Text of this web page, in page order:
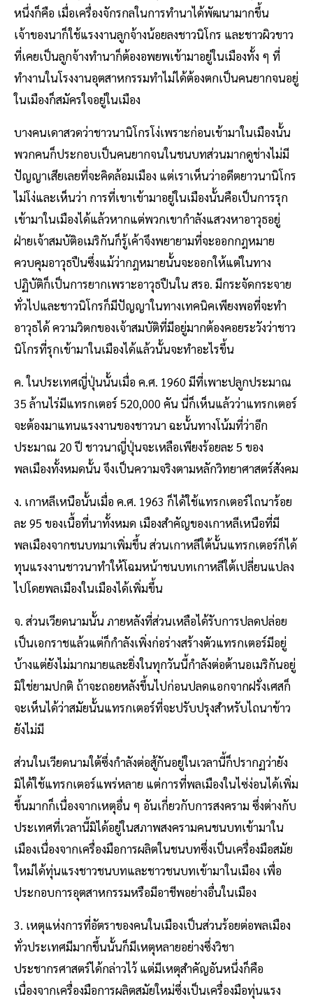
หนึ่งก็คือ เมื่อเครื่องจักรกลในการทํานาได้พัฒนามากขึ้น
เจ้าของนาก็ใช้แรงงานลูกจ้างน้อยลงชาวนิโกร และชาวผิวขาว
ที่เคยเป็นลูกจ้างทํานาก็ต้องอพยพเข้ามาอยู่ในเมืองทั้ง ๆ ที่
ทำงานในโรงงานอุตสาหกรรมทําไม่ได้ต้องตกเป็นคนยากจนอยู่
ในเมืองก็สมัครใจอยู่ในเมือง
บางคนเดาสวดว่าชาวนานิโกรโง่เพราะก่อนเข้ามาในเมืองนั้น
พวกคนก็ประกอบเป็นคนยากจนในชนบทส่วนมากดูช่างไม่มี
ปัญญาเสียเลยที่จะคิดล้อมเมือง แต่เราเห็นว่าอดีตยาวนานิโกร
ไม่โง่และเห็นว่า การที่เขาเข้ามาอยู่ในเมืองนั้นคือเป็นการรุก
เข้ามาในเมืองได้แล้วหากแต่พวกเขากําลังแสวงหาอาวุธอยู่
ฝ่ายเจ้าสมบัติอเมริกันก็รู้เค้าจึงพยายามที่จะออกกฎหมาย
ควบคุมอาวุธปืนซึ่งแม้ว่ากฎหมายนั้นจะออกให้แต่ในทาง
ปฏิบัติก็เป็นการยากเพราะอาวุธปืนใน สรอ. มีกระจัดกระจาย
ทั่วไปและชาวนิโกรก็มีปัญญาในทางเทคนิคเพียงพอที่จะทํา
อาวุธได้ ความวิตกของเจ้าสมบัติที่มีอยู่มากต้องคอยระวังว่าชาว
นิโกรที่รุกเข้ามาในเมืองได้แล้วนั้นจะทําอะไรขึ้น
ค. ในประเทศญี่ปุ่นนั้นเมื่อ ค.ศ. 1960 มีที่เพาะปลูกประมาณ
35 ล้านไร่มีแทรกเตอร์ 520,000 คัน นี่ก็เห็นแล้วว่าแทรกเตอร์
จะต้องมาแทนแรงงานของชาวนา ฉะนั้นทางโน้มที่ว่าอีก
ประมาณ 20 ปี ชาวนาญี่ปุ่นจะเหลือเพียงร้อยละ 5 ของ
พลเมืองทั้งหมดนั้น จึงเป็นความจริงตามหลักวิทยาศาสตร์สังคม
ง. เกาหลีเหนือนั้นเมื่อ ค.ศ. 1963 ก็ได้ใช้แทรกเตอร์ไถนาร้อย
ละ 95 ของเนื้อที่นาทั้งหมด เมืองสําคัญของเกาหลีเหนือที่มี
พลเมืองจากชนบทมาเพิ่มขึ้น ส่วนเกาหลีใต้นั้นแทรกเตอร์ก็ได้
ทุนแรงงานชาวนาทําให้โฉมหน้าชนบทเกาหลีใต้เปลี่ยนแปลง
ไปโดยพลเมืองในเมืองได้เพิ่มขึ้น
จ. ส่วนเวียดนามนั้น ภายหลังที่ส่วนเหลือได้รับการปลดปล่อย
เป็นเอกราชแล้วแต่ก็กําลังเพิ่งก่อร่างสร้างตัวแทรกเตอร์มีอยู่
บ้างแต่ยังไม่มากมายและยิ่งในทุกวันนี้กําลังต่อต้านอเมริกันอยู่
มิใช่ยามปกติ ถ้าจะถอยหลังขึ้นไปก่อนปลดแอกจากฝรั่งเศสก็
จะเห็นได้ว่าสมัยนั้นแทรกเตอร์ที่จะปรับปรุงสําหรับไถนาข้าว
ยังไม่มี
ส่วนในเวียดนามใต้ซึ่งกําลังต่อสู้กันอยู่ในเวลานี้ก็ปรากฏว่ายัง
มิได้ใช้แทรกเตอร์แพร่หลาย แต่การที่พลเมืองในไซ่ง่อนได้เพิ่ม
ขึ้นมากก็เนื่องจากเหตุอื่น ๆ อันเกี่ยวกับการสงคราม ซึ่งต่างกับ
ประเทศที่เวลานี้มิได้อยู่ในสภาพสงครามคนชนบทเข้ามาใน
เมืองเนื่องจากเครื่องมือการผลิตในชนบทซึ่งเป็นเครื่องมือสมัย
ใหม่ได้ทุ่นแรงชาวชนบทและชาวชนบทเข้ามาในเมือง เพื่อ
ประกอบการอุตสาหกรรมหรือมีอาชีพอย่างอื่นในเมือง
3. เหตุแห่งการที่อัตราของคนในเมืองเป็นส่วนร้อยต่อพลเมือง
ทั่วประเทศมีมากขึ้นนั้นก็มีเหตุหลายอย่างซึ่งวิชา
ประชากรศาสตร์ได้กล่าวไว้ แต่มีเหตุสําคัญอันหนึ่งก็คือ
เนื่องจากเครื่องมือการผลิตสมัยใหม่ซึ่งเป็นเครื่องมือทุ่นแรง